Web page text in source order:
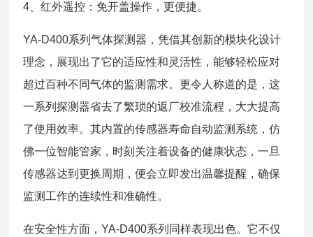
4、红外遥控：免开盖操作，更便捷。
YA-D400系列气体探测器，凭借其创新的模块化设计
理念，展现出了它的适应性和灵活性，能够轻松应对
超过百种不同气体的监测需求。更令人称道的是，这
一系列探测器省去了繁琐的返厂校准流程，大大提高
了使用效率。其内置的传感器寿命自动监测系统，仿
佛一位智能管家，时刻关注着设备的健康状态，一旦
传感器达到更换周期，便会立即发出温馨提醒，确保
监测工作的连续性和准确性。
在安全性方面，YA-D400系列同样表现出色。它不仅